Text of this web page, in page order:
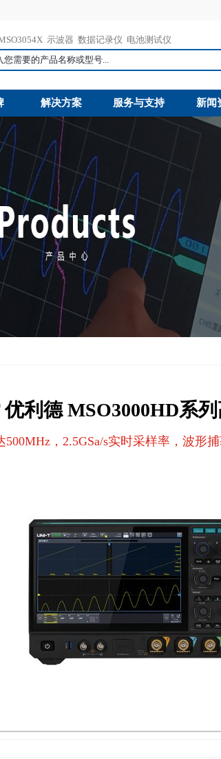
示波器 数据记录仪 电池测试仪
解决方案 服务与支持 新闻
利德 MSO3000HD系
，2.5GSa/s实时采样率，波形